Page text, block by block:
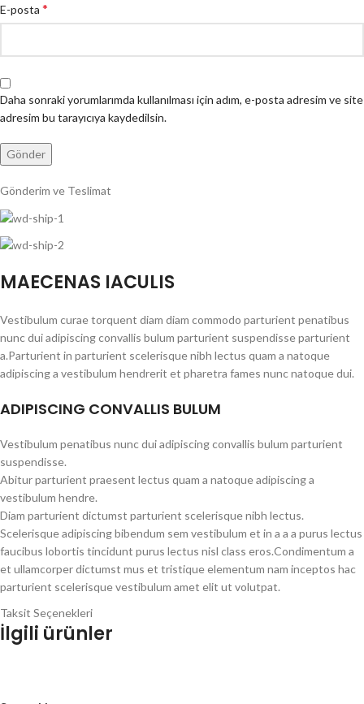
E-posta *
Daha sonraki yorumlarımda kullanılması için adım, e-posta adresim ve site
adresim bu tarayıcıya kaydedilsin.
Gönderim ve Teslimat
MAECENAS IACULIS
Vestibulum curae torquent diam diam commodo parturient penatibus
nunc dui adipiscing convallis bulum parturient suspendisse parturient
a.Parturient in parturient scelerisque nibh lectus quam a natoque
adipiscing a vestibulum hendrerit et pharetra fames nunc natoque dui.
ADIPISCING CONVALLIS BULUM
Vestibulum penatibus nunc dui adipiscing convallis bulum parturient
suspendisse.
Abitur parturient praesent lectus quam a natoque adipiscing a
vestibulum hendre.
Diam parturient dictumst parturient scelerisque nibh lectus.
Scelerisque adipiscing bibendum sem vestibulum et in a a a purus lectus
faucibus lobortis tincidunt purus lectus nisl class eros.Condimentum a
et ullamcorper dictumst mus et tristique elementum nam inceptos hac
parturient scelerisque vestibulum amet elit ut volutpat.
Taksit Seçenekleri
İlgili ürünler